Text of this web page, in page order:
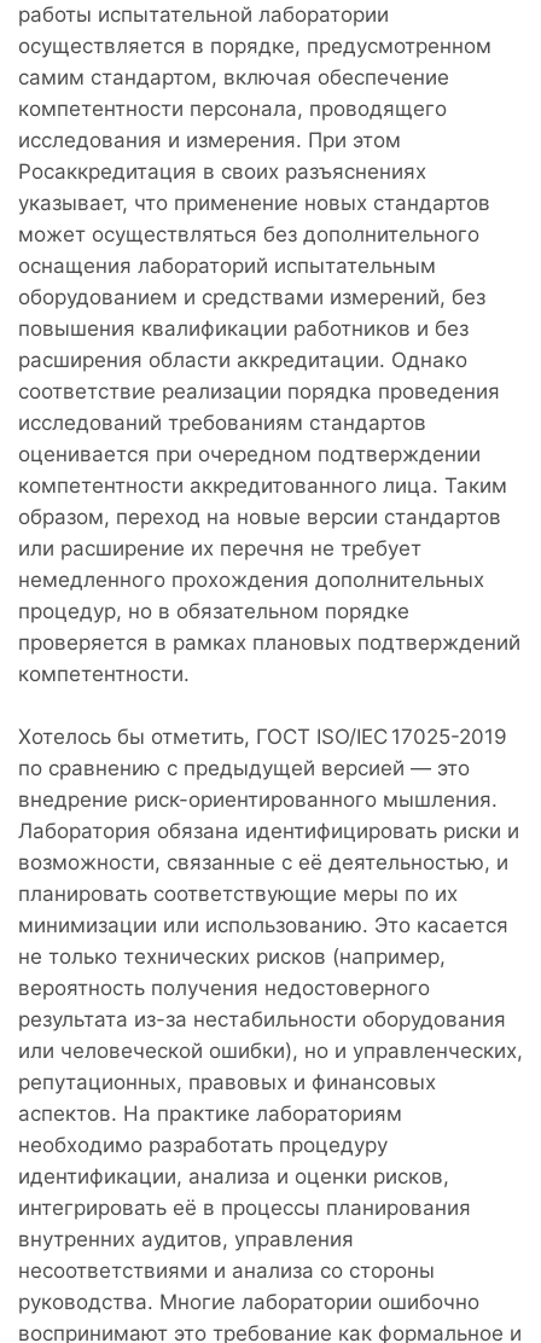
работы испытательной лаборатории
осуществляется в порядке, предусмотренном
самим стандартом, включая обеспечение
компетентности персонала, проводящего
исследования и измерения. При этом
Росаккредитация в своих разъяснениях
указывает, что применение новых стандартов
может осуществляться без дополнительного
оснащения лабораторий испытательным
оборудованием и средствами измерений, без
повышения квалификации работников и без
расширения области аккредитации. Однако
соответствие реализации порядка проведения
исследований требованиям стандартов
оценивается при очередном подтверждении
компетентности аккредитованного лица. Таким
образом, переход на новые версии стандартов
или расширение их перечня не требует
немедленного прохождения дополнительных
процедур, но в обязательном порядке
проверяется в рамках плановых подтверждений
компетентности.
Хотелось бы отметить, ГОСТ ISO/IEC 17025-2019
по сравнению с предыдущей версией — это
внедрение риск-ориентированного мышления.
Лаборатория обязана идентифицировать риски и
возможности, связанные с её деятельностью, и
планировать соответствующие меры по их
минимизации или использованию. Это касается
не только технических рисков (например,
вероятность получения недостоверного
результата из-за нестабильности оборудования
или человеческой ошибки), но и управленческих,
репутационных, правовых и финансовых
аспектов. На практике лабораториям
необходимо разработать процедуру
идентификации, анализа и оценки рисков,
интегрировать её в процессы планирования
внутренних аудитов, управления
несоответствиями и анализа со стороны
руководства. Многие лаборатории ошибочно
воспринимают это требование как формальное и